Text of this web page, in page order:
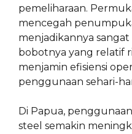
pemeliharaan.
mencegah
menjadikannya sangat
bobotnya yang relatif
menjamin efisiensi
penggunaan sehari-
Di Papua,
steel semakin